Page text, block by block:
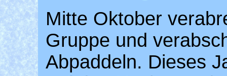
Mitte Oktober
Gruppe und
Abpaddeln. Dieses